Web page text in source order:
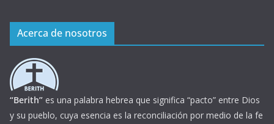
Acerca de nosotros
“Berith” es una palabra hebrea que significa “pacto” entre Dios
y su pueblo, cuya esencia es la reconciliación por medio de la fe